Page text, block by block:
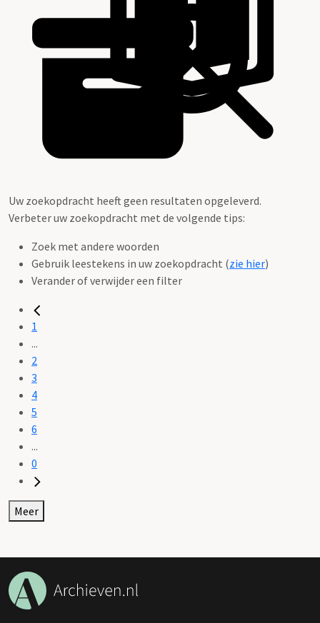
Uw zoekopdracht heeft geen resultaten opgeleverd.
Verbeter uw zoekopdracht met de volgende tips:
Zoek met andere woorden
Gebruik leestekens in uw zoekopdracht (zie hier)
Verander of verwijder een filter
1
...
2
3
4
5
6
...
0
Meer